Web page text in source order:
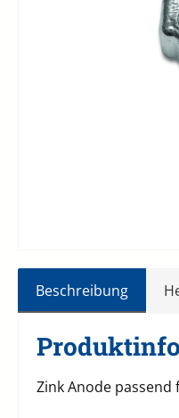
Beschreibung
Zink Anode passend